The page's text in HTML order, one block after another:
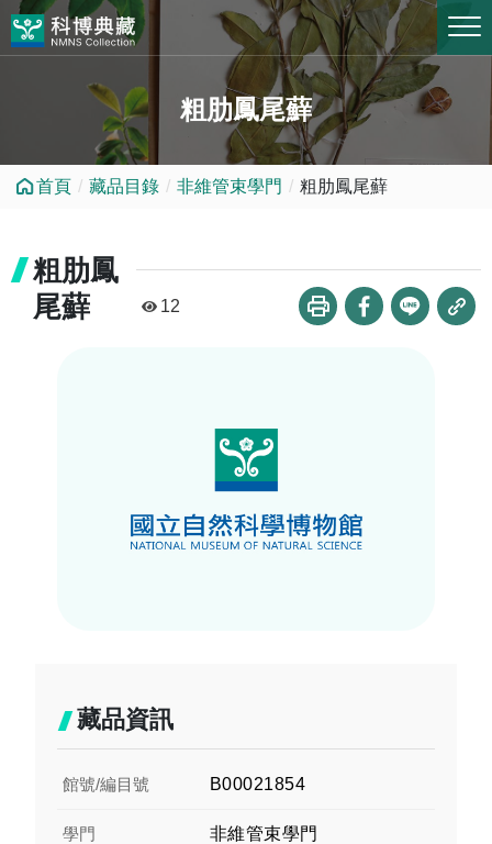
跳到中央內容區塊
粗肋鳳尾蘚
首頁 藏品目錄 非維管束學門 粗肋鳳尾蘚
粗肋鳳
尾蘚
12
藏品資訊
館號/編目號 B00021854
學門 非維管束學門